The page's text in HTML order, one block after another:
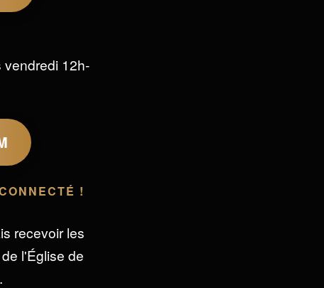
vendredi 12h-
!
recevoir les
l'Église de